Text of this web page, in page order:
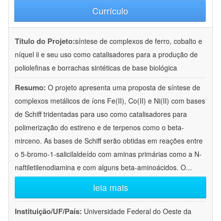
Currículo
Título do Projeto:síntese de complexos de ferro, cobalto e
níquel ii e seu uso como catalisadores para a produção de
poliolefinas e borrachas sintéticas de base biológica
Resumo: O projeto apresenta uma proposta de síntese de
complexos metálicos de íons Fe(II), Co(II) e Ni(II) com bases
de Schiff tridentadas para uso como catalisadores para
polimerização do estireno e de terpenos como o beta-
mirceno. As bases de Schiff serão obtidas em reações entre
o 5-bromo-1-salicilaldeído com aminas primárias como a N-
naftiletilenodiamina e com alguns beta-aminoácidos. O...
leia mais
Instituição/UF/País: Universidade Federal do Oeste da